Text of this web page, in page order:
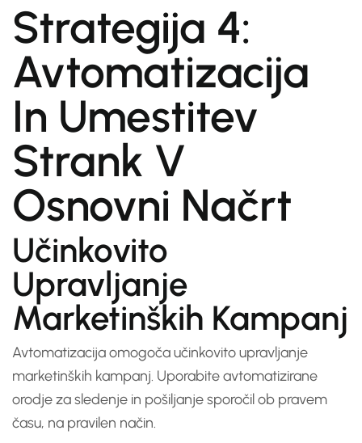
Strategija 4:
Avtomatizacija
In Umestitev
Strank V
Osnovni Načrt
Učinkovito
Upravljanje
Marketinških Kampanj
Avtomatizacija omogoča učinkovito upravljanje
marketinških kampanj. Uporabite avtomatizirane
orodje za sledenje in pošiljanje sporočil ob pravem
času, na pravilen način.